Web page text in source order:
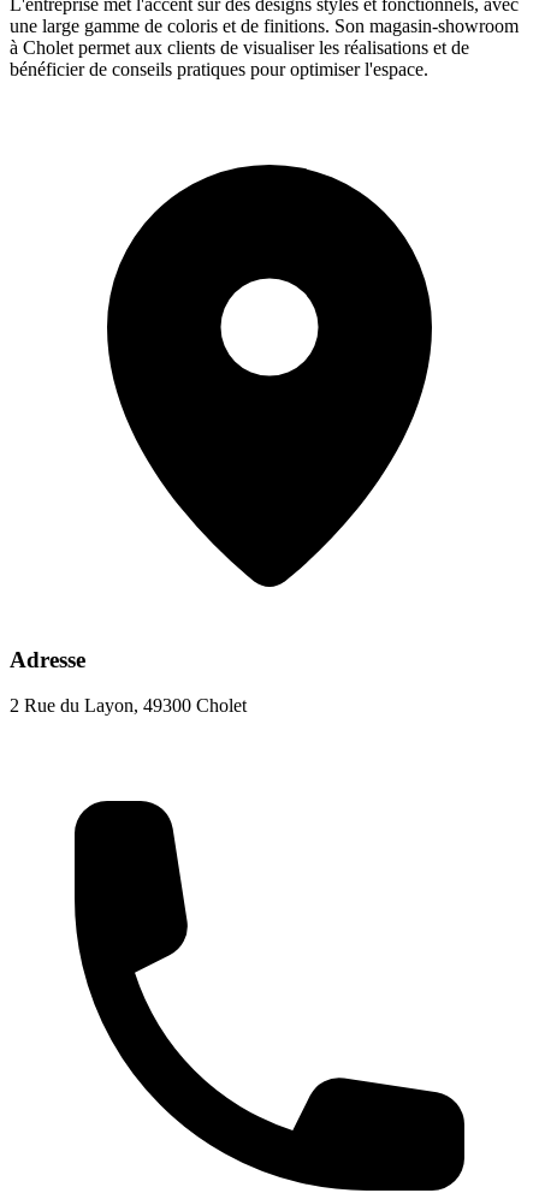
une large gamme de coloris et de finitions. Son magasin-showroom
à Cholet permet aux clients de visualiser les réalisations et de
bénéficier de conseils pratiques pour optimiser l'espace.
Adresse
2 Rue du Layon, 49300 Cholet